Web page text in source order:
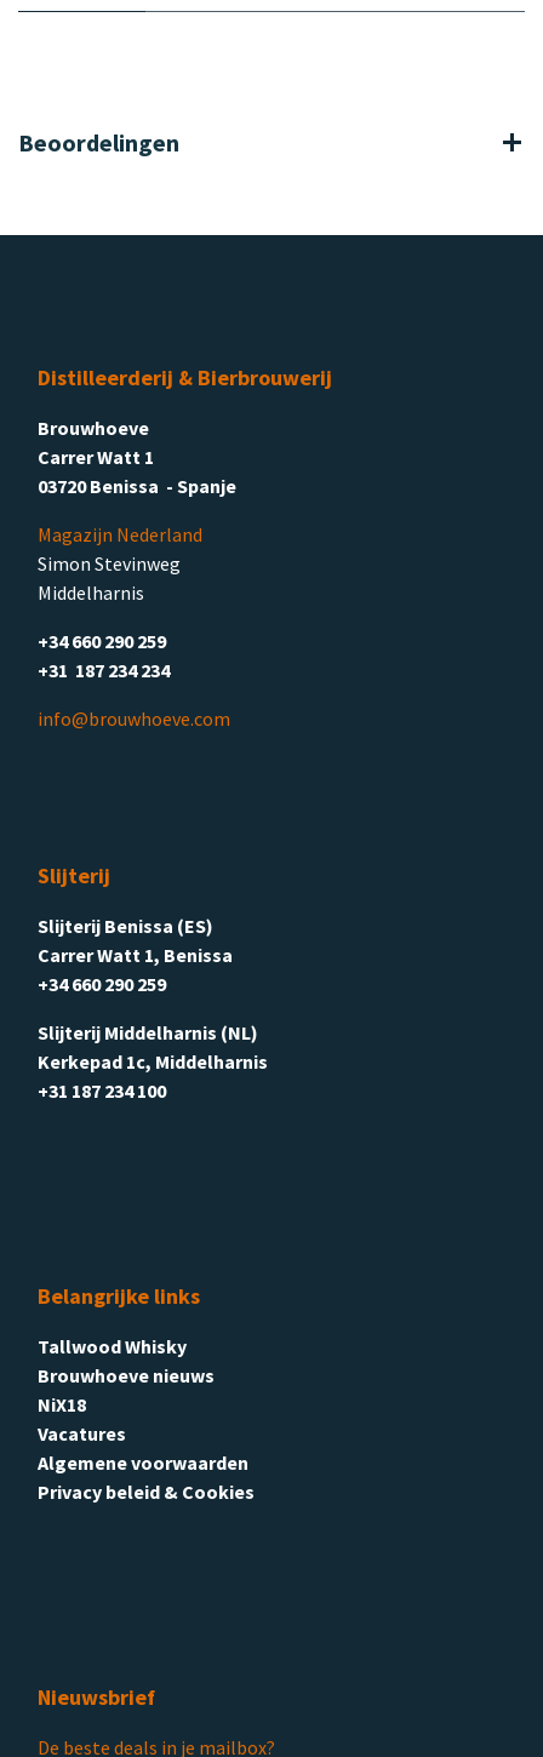
Beoordelingen
Distilleerderij & Bierbrouwerij
Brouwhoeve
Carrer Watt 1
03720 Benissa - Spanje
Magazijn Nederland
Simon Stevinweg
Middelharnis
+34 660 290 259
+31 187 234 234
info@brouwhoeve.com
Slijterij
Slijterij Benissa (ES)
Carrer Watt 1, Benissa
+34 660 290 259
Slijterij Middelharnis (NL)
Kerkepad 1c, Middelharnis
+31 187 234 100
Belangrijke links
Tallwood Whisky
Brouwhoeve nieuws
NiX18
Vacatures
Algemene voorwaarden
Privacy beleid & Cookies
Nieuwsbrief
De beste deals in je mailbox?